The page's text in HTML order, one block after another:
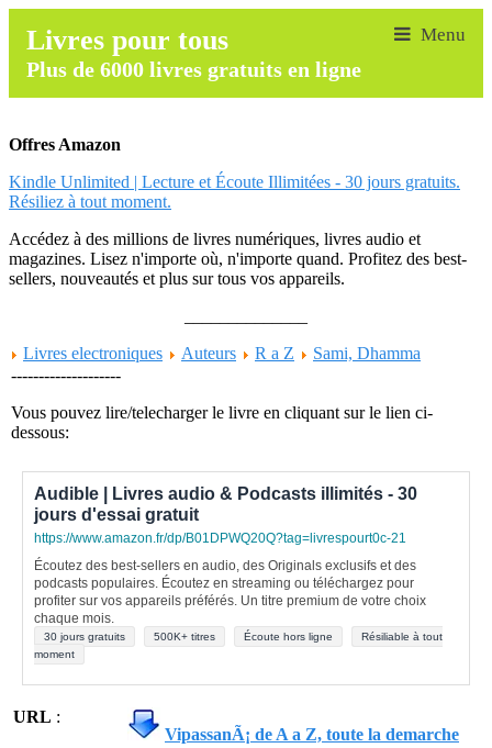
Livres pour tous
Plus de 6000 livres gratuits en ligne
Offres Amazon
Kindle Unlimited | Lecture et Écoute Illimitées - 30 jours gratuits.
Résiliez à tout moment.
Accédez à des millions de livres numériques, livres audio et
magazines. Lisez n'importe où, n'importe quand. Profitez des best-
sellers, nouveautés et plus sur tous vos appareils.
Livres electroniques
Auteurs R a Z
Sami, Dhamma
--------------------
Vous pouvez lire/telecharger le livre en cliquant sur le lien ci-
dessous:
Audible | Livres audio & Podcasts illimités - 30
jours d'essai gratuit
https://www.amazon.fr/dp/B01DPWQ20Q?tag=livrespourt0c-21
Écoutez des best-sellers en audio, des Originals exclusifs et des
podcasts populaires. Écoutez en streaming ou téléchargez pour
profiter sur vos appareils préférés. Un titre premium de votre choix
chaque mois.
30 jours gratuits 500K+ titres Écoute hors ligne
Résiliable à tout
moment
URL :
VipassanÃ¡ de A a Z, toute la demarche